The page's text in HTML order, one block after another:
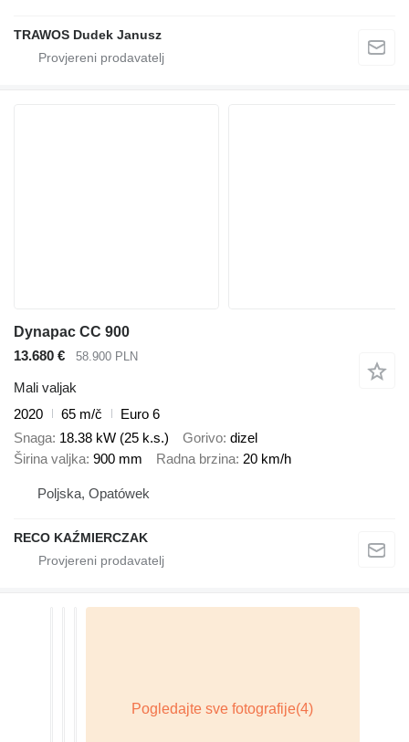
TRAWOS Dudek Janusz
Dynapac CC 900
13.680 €
58.900 PLN
Mali valjak
2020
65 m/č
Euro 6
Snaga 18.38 kW (25 k.s.) Gorivo dizel
Širina valjka 900 mm Radna brzina 20 km/h
Poljska, Opatówek
RECO KAŹMIERCZAK